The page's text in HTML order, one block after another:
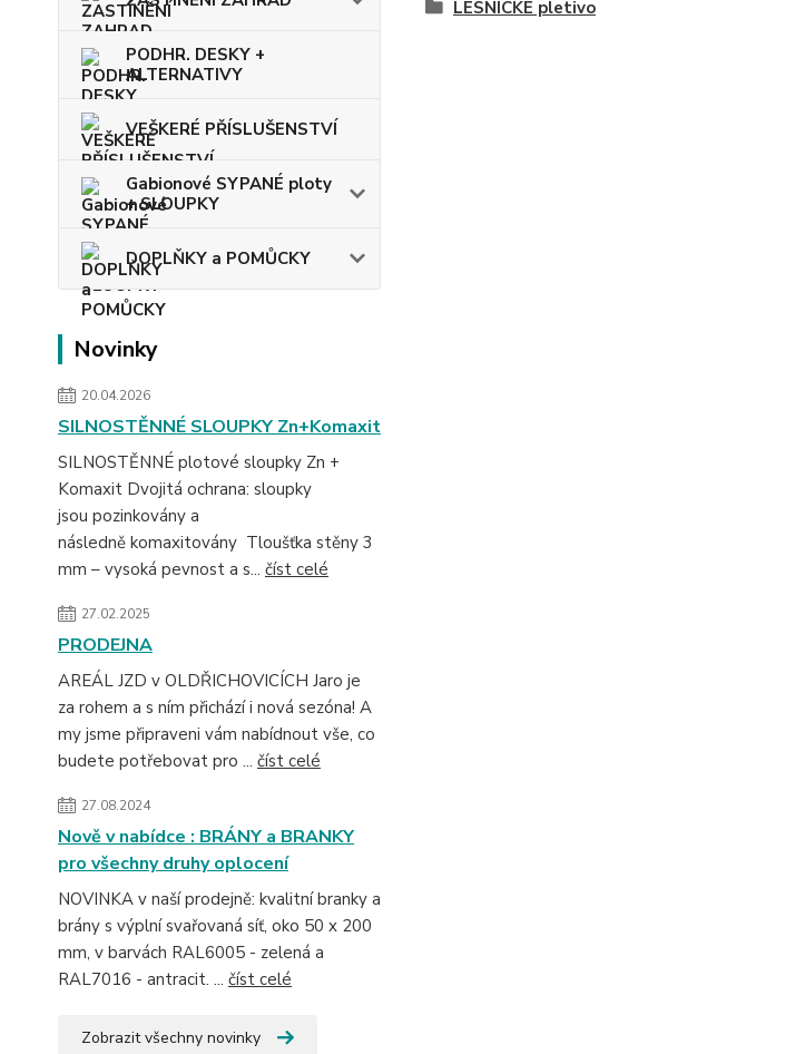
PODHR. DESKY +
ALTERNATIVY
VEŠKERÉ PŘÍSLUŠENSTVÍ
Gabionové SYPANÉ ploty
+ SLOUPKY
DOPLŇKY a POMŮCKY
Novinky
20.04.2026
SILNOSTĚNNÉ SLOUPKY Zn+Komaxit
SILNOSTĚNNÉ plotové sloupky Zn +
Komaxit Dvojitá ochrana: sloupky
jsou pozinkovány a
následně komaxitovány Tloušťka stěny 3
mm – vysoká pevnost a s... číst celé
27.02.2025
PRODEJNA
AREÁL JZD v OLDŘICHOVICÍCH Jaro je
za rohem a s ním přichází i nová sezóna! A
my jsme připraveni vám nabídnout vše, co
budete potřebovat pro ... číst celé
27.08.2024
Nově v nabídce : BRÁNY a BRANKY
pro všechny druhy oplocení
NOVINKA v naší prodejně: kvalitní branky a
brány s výplní svařovaná síť, oko 50 x 200
mm, v barvách RAL6005 - zelená a
RAL7016 - antracit. ... číst celé
Zobrazit všechny novinky
LESNICKÉ pletivo